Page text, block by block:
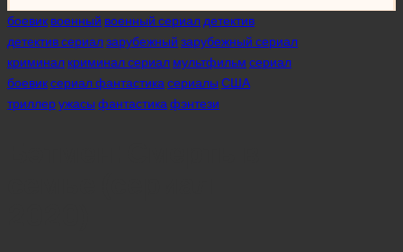
Posted
in
боевик военный военный сериал детектив
детектив сериалзарубежный зарубежный сериал
криминал криминал сериал мультфильм сериал
боевиксериал фантастика сериалы США
триллеружасы фантастика фэнтези